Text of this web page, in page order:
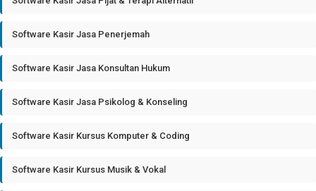
Software Kasir Jasa Penerjemah
Software Kasir Jasa Konsultan Hukum
Software Kasir Jasa Psikolog & Konseling
Software Kasir Kursus Komputer & Coding
Software Kasir Kursus Musik & Vokal